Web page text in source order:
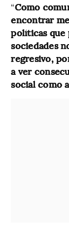
“Como
encontrar
políticas que
sociedades
regresivo,
a ver
social como